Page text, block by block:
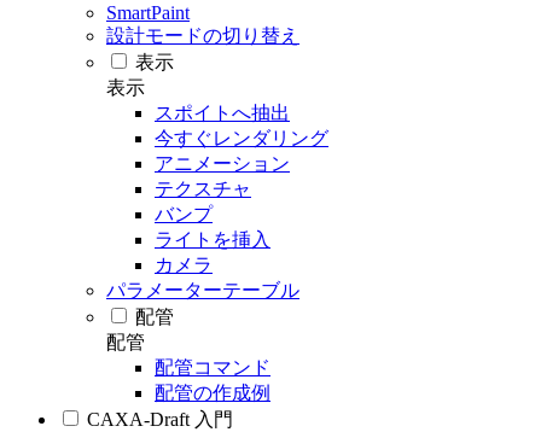
SmartPaint
設計モードの切り替え
表示
表示
スポイトへ抽出
今すぐレンダリング
アニメーション
テクスチャ
バンプ
ライトを挿入
カメラ
パラメーターテーブル
配管
配管
配管コマンド
配管の作成例
CAXA-Draft 入門